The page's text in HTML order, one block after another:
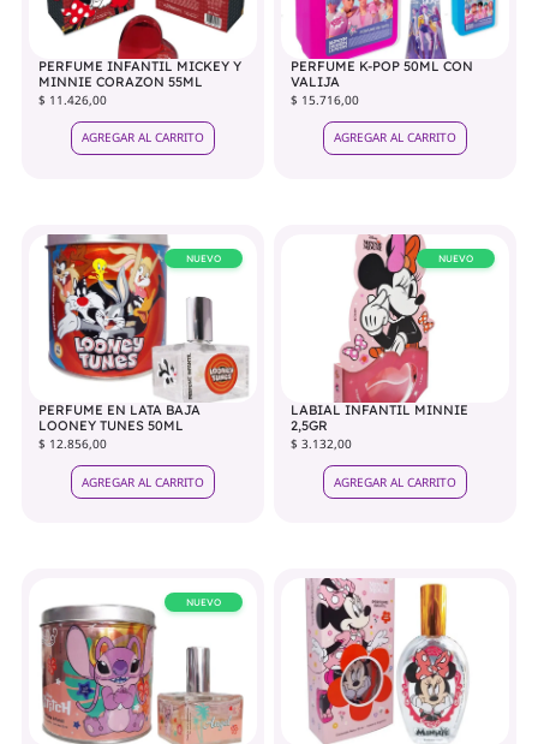
PERFUME INFANTIL MICKEY Y
MINNIE CORAZON 55ML
$ 11.426,00
AGREGAR AL CARRITO
PERFUME K-POP 50ML CON
VALIJA
$ 15.716,00
AGREGAR AL CARRITO
NUEVO
PERFUME EN LATA BAJA
LOONEY TUNES 50ML
$ 12.856,00
AGREGAR AL CARRITO
NUEVO
LABIAL INFANTIL MINNIE
2,5GR
$ 3.132,00
AGREGAR AL CARRITO
NUEVO